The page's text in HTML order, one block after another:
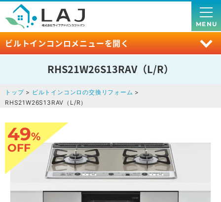
ビルトインコンロメニューを開く
MENU
RHS21W26S13RAV（L/R）
トップ> ビルトインコンロの交換リフォーム >
RHS21W26S13RAV（L/R）
49%
OFF